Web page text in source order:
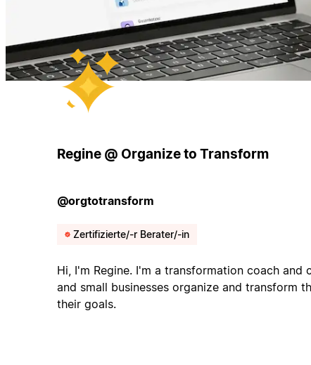
Regine @ Organize to Transform
@orgtotransform
Zertifizierte/-r Berater/-in
Hi, I'm Regine. I'm a transformation coach and
and small businesses organize and transform
their goals.